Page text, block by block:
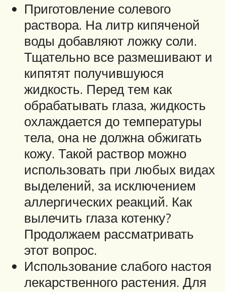
Приготовление солевого
раствора. На литр кипяченой
воды добавляют ложку соли.
Тщательно все размешивают и
кипятят получившуюся
жидкость. Перед тем как
обрабатывать глаза, жидкость
охлаждается до температуры
тела, она не должна обжигать
кожу. Такой раствор можно
использовать при любых видах
выделений, за исключением
аллергических реакций. Как
вылечить глаза котенку?
Продолжаем рассматривать
этот вопрос.
Использование слабого настоя
лекарственного растения. Для